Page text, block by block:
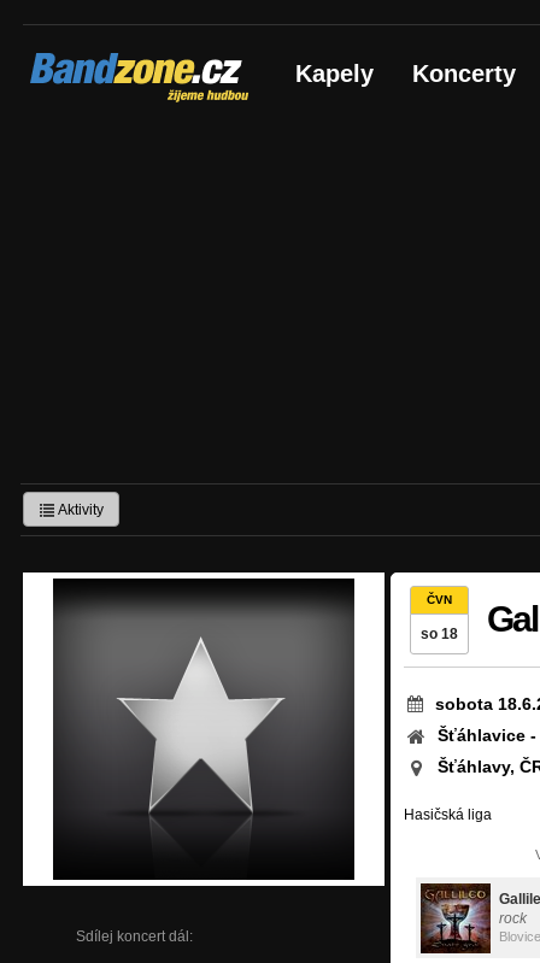
Bandzone.cz
žijeme hudbou Kapely Koncerty
Aktivity
Sdílej koncert dál:
ČVN
so 18
sobota
Šťáhlavice
Šťáhlavy,
Hasičská liga
rock
Blovice